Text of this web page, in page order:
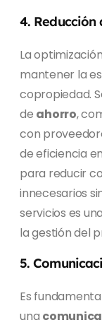
4. Reducción
La
mantener la
copropiedad.
de ahorro,
con
de eficiencia
para reducir
innecesarios
servicios es
la gestión del
5.
Es
una